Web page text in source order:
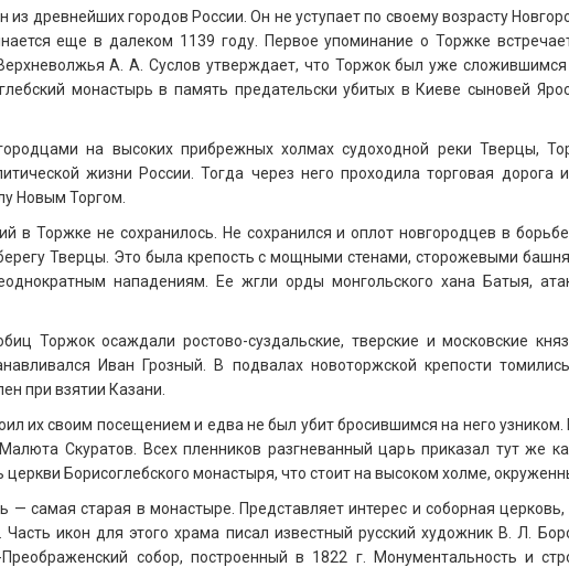
древнейших городов России. Он не уступает по своему возрасту
еще в далеком 1139 году. Первое упоминание о Торжке
А. А. Суслов утверждает, что Торжок был уже сложившимся
монастырь в память предательски убитых в Киеве сыновей
на высоких прибрежных холмах судоходной реки Тверцы,
жизни России. Тогда через него проходила торговая дорога
Новым Торгом.
в Торжке не сохранилось. Не сохранился и оплот новгородцев в
Тверцы. Это была крепость с мощными стенами, сторожевыми
нападениям. Ее жгли орды монгольского хана Батыя,
Торжок осаждали ростово-суздальские, тверские и московские
Иван Грозный. В подвалах новоторжской крепости
при взятии Казани.
их своим посещением и едва не был убит бросившимся на него
Скуратов. Всех пленников разгневанный царь приказал тут же
церкви Борисоглебского монастыря, что стоит на высоком холме,
— самая старая в монастыре. Представляет интерес и соборная церковь,
икон для этого храма писал известный русский художник В. Л.
собор, построенный в 1822 г. Монументальность и